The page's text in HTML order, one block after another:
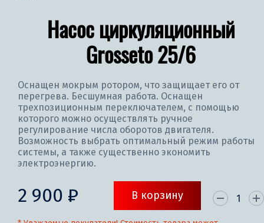
Насос циркуляционный
Grosseto 25/6
Оснащен мокрым ротором, что защищает его от
перегрева. Бесшумная работа. Оснащен
трехпозиционным переключателем, с помощью
которого можно осуществлять ручное
регулирование числа оборотов двигателя.
Возможность выбрать оптимальный режим работы
системы, а также существенно экономить
электроэнергию.
2 900 ₽ В корзину